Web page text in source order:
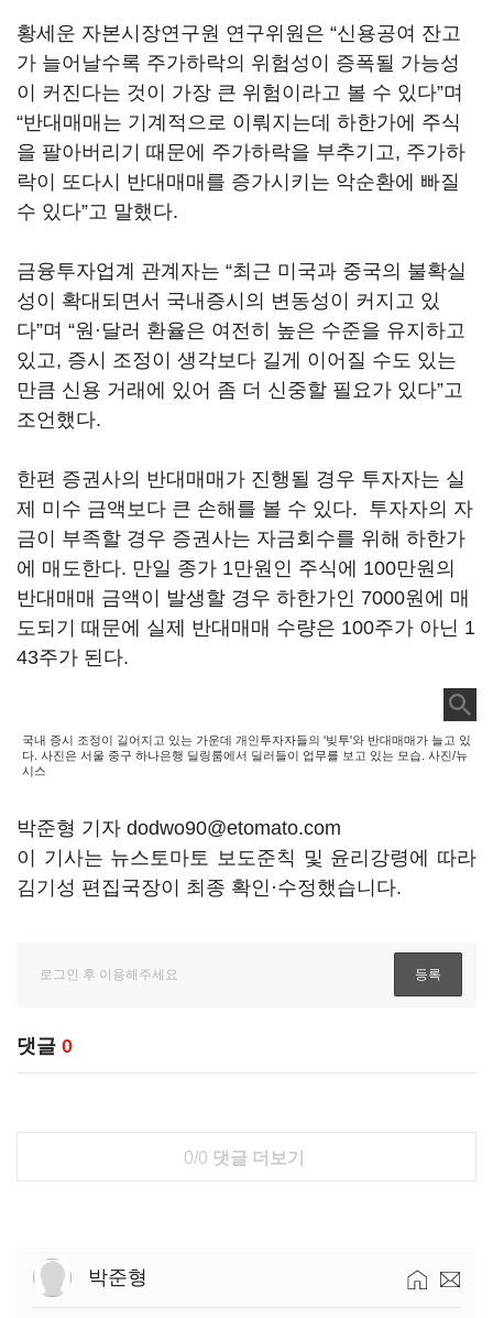
황세운 자본시장연구원 연구위원은 “신용공여 잔고
가 늘어날수록 주가하락의 위험성이 증폭될 가능성
이 커진다는 것이 가장 큰 위험이라고 볼 수 있다”며
“반대매매는 기계적으로 이뤄지는데 하한가에 주식
을 팔아버리기 때문에 주가하락을 부추기고, 주가하
락이 또다시 반대매매를 증가시키는 악순환에 빠질
수 있다”고 말했다.
금융투자업계 관계자는 “최근 미국과 중국의 불확실
성이 확대되면서 국내증시의 변동성이 커지고 있
다”며 “원·달러 환율은 여전히 높은 수준을 유지하고
있고, 증시 조정이 생각보다 길게 이어질 수도 있는
만큼 신용 거래에 있어 좀 더 신중할 필요가 있다”고
조언했다.
한편 증권사의 반대매매가 진행될 경우 투자자는 실
제 미수 금액보다 큰 손해를 볼 수 있다. 투자자의 자
금이 부족할 경우 증권사는 자금회수를 위해 하한가
에 매도한다. 만일 종가 1만원인 주식에 100만원의
반대매매 금액이 발생할 경우 하한가인 7000원에 매
도되기 때문에 실제 반대매매 수량은 100주가 아닌 1
43주가 된다.
국내 증시 조정이 길어지고 있는 가운데 개인투자자들의 '빚투'와 반대매매가 늘고 있
다. 사진은 서울 중구 하나은행 딜링룸에서 딜러들이 업무를 보고 있는 모습. 사진/뉴
시스
박준형 기자 dodwo90@etomato.com
이 기사는 뉴스토마토 보도준칙 및 윤리강령에 따라
김기성 편집국장이 최종 확인·수정했습니다.
댓글 0
0/0 댓글 더보기
박준형